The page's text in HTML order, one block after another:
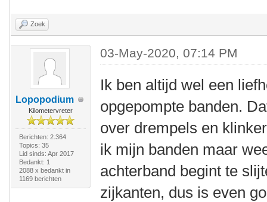
Zoek
Lopopodium
Kilometervreter
Berichten: 2.364
Topics: 35
Lid sinds: Apr 2017
Bedankt: 1
2088 x bedankt in
1169 berichten
03-May-2020, 07:14 PM
Ik ben altijd wel een
opgepompte banden.
over drempels en
ik mijn banden maar
achterband begint te
zijkanten, dus is even